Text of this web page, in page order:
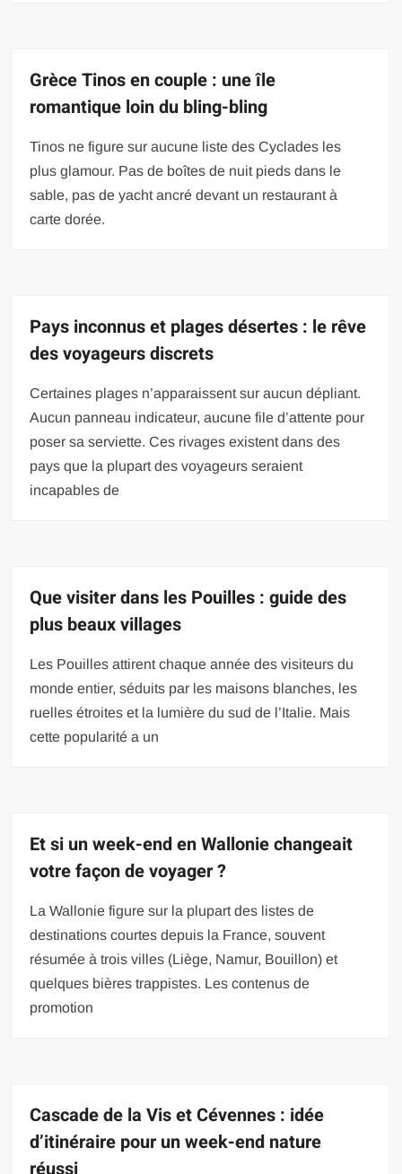
Grèce Tinos en couple : une île
romantique loin du bling-bling
Tinos ne figure sur aucune liste des Cyclades les
plus glamour. Pas de boîtes de nuit pieds dans le
sable, pas de yacht ancré devant un restaurant à
carte dorée.
Pays inconnus et plages désertes : le rêve
des voyageurs discrets
Certaines plages n’apparaissent sur aucun dépliant.
Aucun panneau indicateur, aucune file d’attente pour
poser sa serviette. Ces rivages existent dans des
pays que la plupart des voyageurs seraient
incapables de
Que visiter dans les Pouilles : guide des
plus beaux villages
Les Pouilles attirent chaque année des visiteurs du
monde entier, séduits par les maisons blanches, les
ruelles étroites et la lumière du sud de l’Italie. Mais
cette popularité a un
Et si un week-end en Wallonie changeait
votre façon de voyager ?
La Wallonie figure sur la plupart des listes de
destinations courtes depuis la France, souvent
résumée à trois villes (Liège, Namur, Bouillon) et
quelques bières trappistes. Les contenus de
promotion
Cascade de la Vis et Cévennes : idée
d’itinéraire pour un week-end nature